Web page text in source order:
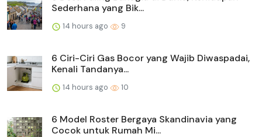
Sederhana yang Bik...
14 hours ago 9
6 Ciri-Ciri Gas Bocor yang Wajib Diwaspadai,
Kenali Tandanya...
14 hours ago 10
6 Model Roster Bergaya Skandinavia yang
Cocok untuk Rumah Mi...